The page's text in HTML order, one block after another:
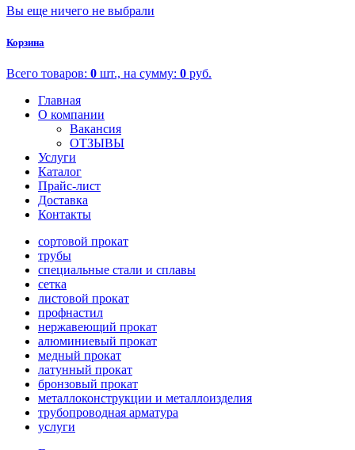
Вы еще ничего не выбрали
Корзина
Всего товаров: 0 шт., на сумму: 0 руб.
Главная
О компании
Вакансия
ОТЗЫВЫ
Услуги
Каталог
Прайс-лист
Доставка
Контакты
сортовой прокат
трубы
специальные стали и сплавы
сетка
листовой прокат
профнастил
нержавеющий прокат
алюминиевый прокат
медный прокат
латунный прокат
бронзовый прокат
металлоконструкции и металлоизделия
трубопроводная арматура
услуги